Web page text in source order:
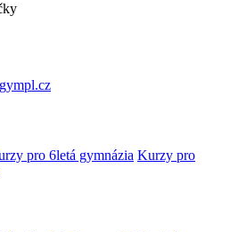
pro 6letá gymnázia Kurzy pro